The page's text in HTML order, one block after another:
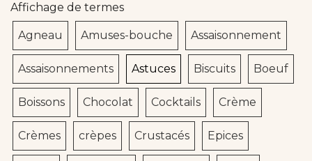
Affichage de termes
Agneau Amuses-bouche Assaisonnement
Assaisonnements Astuces Biscuits Boeuf
Boissons Chocolat Cocktails Crème
Crèmes crèpes Crustacés Epices